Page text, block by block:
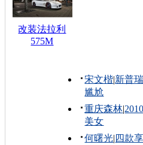
改装法拉利
575M
宋文楷|新普
尴尬
重庆森林|
美女
何曙光| 四款